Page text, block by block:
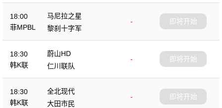
18:00
菲MPBL
马尼拉之星
-
黎刹十字军
即将开始
18:30
韩K联
蔚山HD
-
仁川联队
即将开始
18:30
韩K联
全北现代
-
大田市民
即将开始